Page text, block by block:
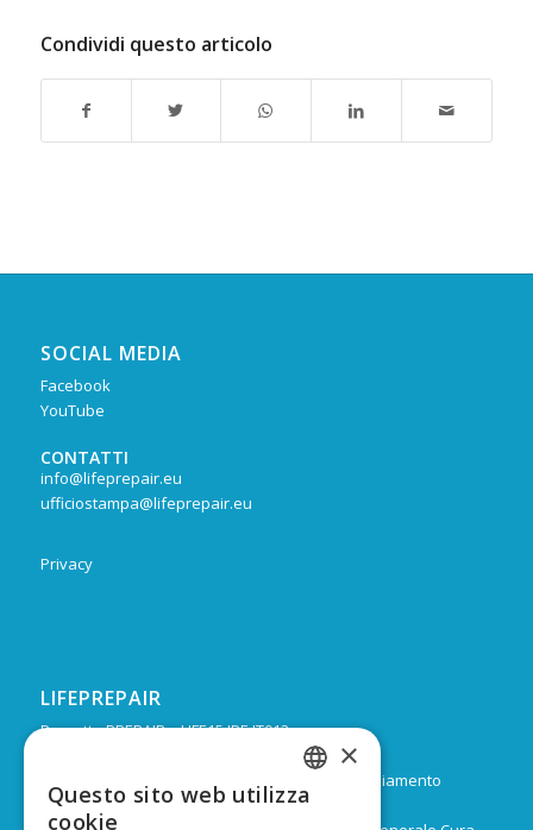
Condividi questo articolo
SOCIAL MEDIA
Facebook
YouTube
CONTATTI
info@lifeprepair.eu
ufficiostampa@lifeprepair.eu
Privacy
LIFEPREPAIR
Progetto PREPAIR – LIFE15 IPE IT013
Durata: Febbraio 2017 – Dicembre 2024
Budget: 16.805.939 € di cui 9.974.624 di co-finanziamento
europeo
ITALIAN
×
Questo sito web utilizza
cookie